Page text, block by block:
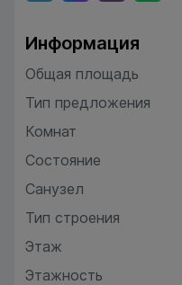
Информация
Общая площадь
Тип предложения
Комнат
Состояние
Санузел
Тип строения
Этаж
Этажность